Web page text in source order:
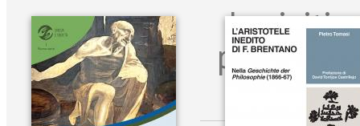
Iscriviti
per
sulle